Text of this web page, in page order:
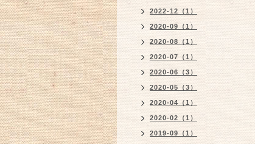
2022-12（1）
2020-09（1）
2020-08（1）
2020-07（1）
2020-06（3）
2020-05（3）
2020-04（1）
2020-02（1）
2019-09（1）